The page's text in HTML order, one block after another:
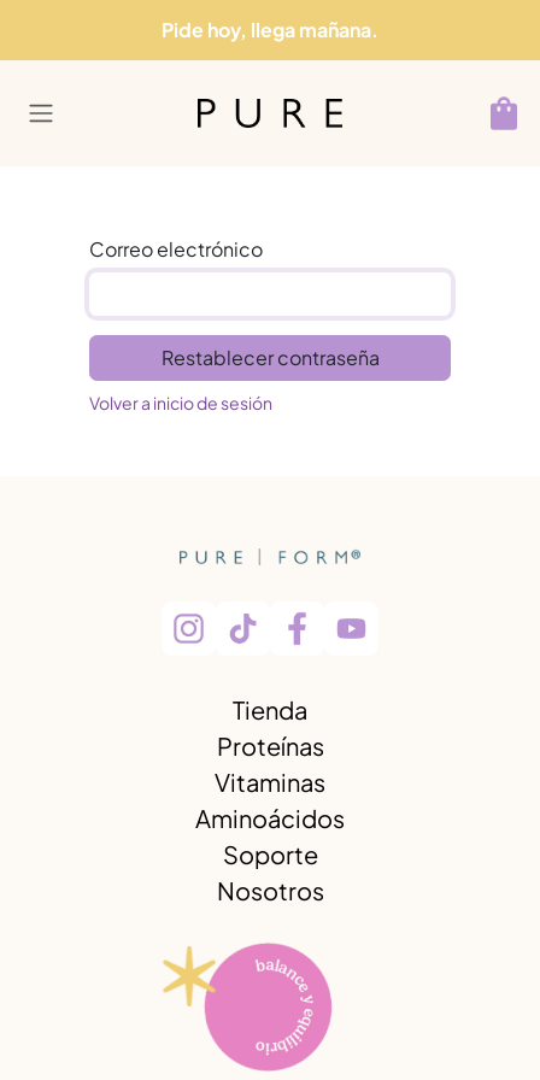
Pide hoy, llega mañana.
Correo electrónico
Restablecer contraseña
Volver a inicio de sesión
Tienda
Proteínas
Vitaminas
Aminoácidos
Soporte
Nosotros